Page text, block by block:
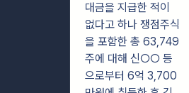
대금을 지급한 적이
없다고 하나 쟁점주식
을 포함한 총 63,749
주에 대해 신○○ 등
으로부터 6억 3,700